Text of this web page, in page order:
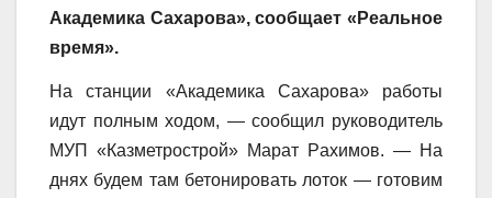
Академика Сахарова», сообщает «Реальное
время».
На стaнции «Академика Сахарова» рaботы
идут полным ходом, — сообщил руководитель
МУП «Казметрострой» Марат Рaхимов. — На
днях будем там бетoнировать лоток — готовим